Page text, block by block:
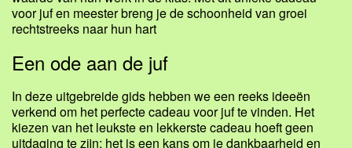
voor juf en meester breng je de schoonheid van groei
rechtstreeks naar hun hart
Een ode aan de juf
In deze uitgebreide gids hebben we een reeks ideeën
verkend om het perfecte cadeau voor juf te vinden. Het
kiezen van het leukste en lekkerste cadeau hoeft geen
uitdaging te zijn; het is een kans om je dankbaarheid en